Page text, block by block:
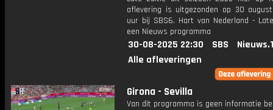
aflevering is uitgezonden op 30
uur bij SBS6. Hart van Nederland -
een Nieuws programma
30-08-2025 22:30 SBS
Alle afleveringen
Girona - Sevilla
Van dit programma is geen informatie